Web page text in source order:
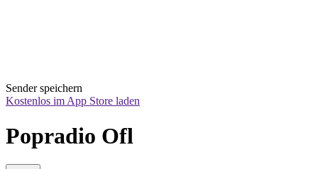
Sender speichern
Kostenlos im App Store laden
Popradio Ofl